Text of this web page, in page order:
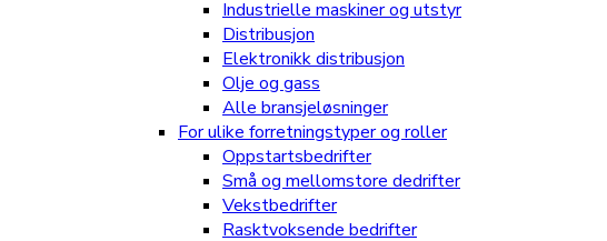
Industrielle maskiner og utstyr
Distribusjon
Elektronikk distribusjon
Olje og gass
Alle bransjeløsninger
For ulike forretningstyper og roller
Oppstartsbedrifter
Små og mellomstore dedrifter
Vekstbedrifter
Rasktvoksende bedrifter